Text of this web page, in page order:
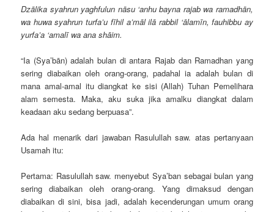
Dzālika syahrun yaghfulun nāsu ‘anhu bayna rajab wa ramadhān,
wa huwa syahrun turfa’u fīhil a’māl ilā rabbil ‘ālamīn, fauhibbu ay
yurfa’a ‘amalī wa ana shāim.
“Ia (Sya’bān) adalah bulan di antara Rajab dan Ramadhan yang
sering diabaikan oleh orang-orang, padahal ia adalah bulan di
mana amal-amal itu diangkat ke sisi (Allah) Tuhan Pemelihara
alam semesta. Maka, aku suka jika amalku diangkat dalam
keadaan aku sedang berpuasa”.
Ada hal menarik dari jawaban Rasulullah saw. atas pertanyaan
Usamah itu:
Pertama: Rasulullah saw. menyebut Sya’ban sebagai bulan yang
sering diabaikan oleh orang-orang. Yang dimaksud dengan
diabaikan di sini, bisa jadi, adalah kecenderungan umum orang